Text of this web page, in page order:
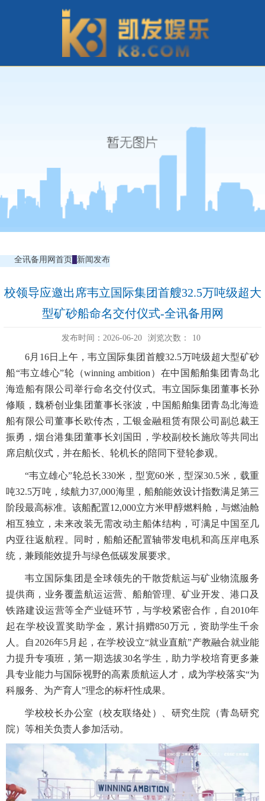
全讯备用网首页 新闻发布
校领导应邀出席韦立国际集团首艘32.5万吨级超大
型矿砂船命名交付仪式-全讯备用网
发布时间：2026-06-20 浏览次数： 10
6月16日上午，韦立国际集团首艘32.5万吨级超大型矿砂
船“韦立雄心”轮（winning ambition）在中国船舶集团青岛北
海造船有限公司举行命名交付仪式。韦立国际集团董事长孙
修顺，魏桥创业集团董事长张波，中国船舶集团青岛北海造
船有限公司董事长欧传杰，工银金融租赁有限公司副总裁王
振勇，烟台港集团董事长刘国田，学校副校长施欣等共同出
席启航仪式，并在船长、轮机长的陪同下登轮参观。
“韦立雄心”轮总长330米，型宽60米，型深30.5米，载重
吨32.5万吨，续航力37,000海里，船舶能效设计指数满足第三
阶段最高标准。该船配置12,000立方米甲醇燃料舱，与燃油舱
相互独立，未来改装无需改动主船体结构，可满足中国至几
内亚往返航程。同时，船舶还配置轴带发电机和高压岸电系
统，兼顾能效提升与绿色低碳发展要求。
韦立国际集团是全球领先的干散货航运与矿业物流服务
提供商，业务覆盖航运运营、船舶管理、矿业开发、港口及
铁路建设运营等全产业链环节，与学校紧密合作，自2010年
起在学校设置奖助学金，累计捐赠850万元，资助学生千余
人。自2026年5月起，在学校设立“就业直航”产教融合就业能
力提升专项班，第一期选拔30名学生，助力学校培育更多兼
具专业能力与国际视野的高素质航运人才，成为学校落实“为
科服务、为产育人”理念的标杆性成果。
学校校长办公室（校友联络处）、研究生院（青岛研究
院）等相关负责人参加活动。